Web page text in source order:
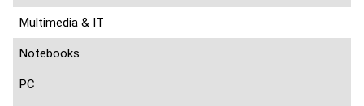
Multimedia & IT
Notebooks
PC